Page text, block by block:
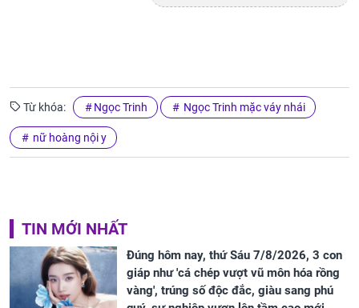
Từ khóa: Ngọc Trinh Ngọc Trinh mặc váy nhái
nữ hoàng nội y
TIN MỚI NHẤT
Đúng hôm nay, thứ Sáu 7/8/2026, 3 con
giáp như 'cá chép vượt vũ môn hóa rồng
vàng', trúng số độc đắc, giàu sang phú